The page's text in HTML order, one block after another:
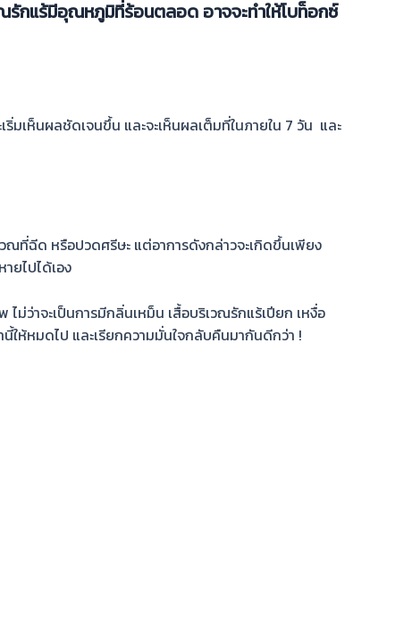
รักแร้มีอุณหภูมิที่ร้อนตลอด อาจจะทำให้โบท็อกซ์
เห็นผลชัดเจนขึ้น และจะเห็นผลเต็มที่ในภายใน 7 วัน และ
ณที่ฉีด หรือปวดศรีษะ แต่อาการดังกล่าวจะเกิดขึ้นเพียง
ยไปได้เอง
ม่ว่าจะเป็นการมีกลิ่นเหม็น เสื้อบริเวณรักแร้เปียก เหงื่อ
ห้หมดไป และเรียกความมั่นใจกลับคืนมากันดีกว่า !